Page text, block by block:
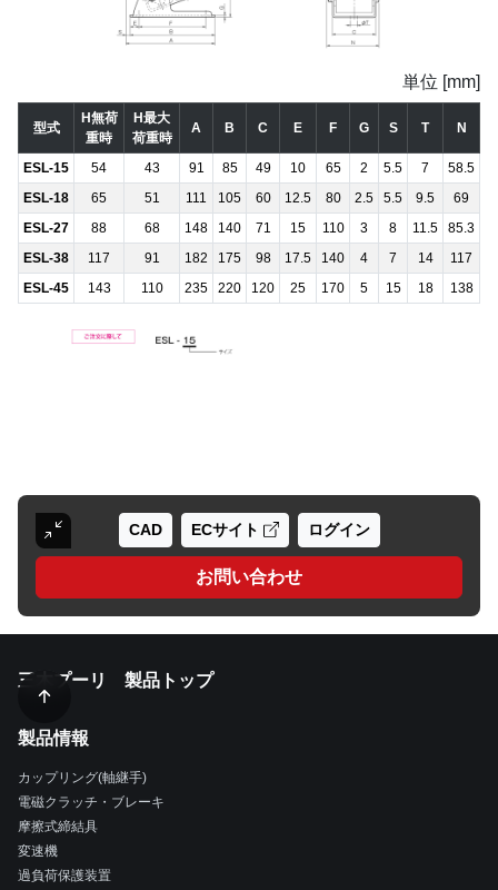
単位 [mm]
型式
H無荷
重時
H最大
荷重時
A B C E F G S T N
ESL-15 54 43 91 85 49 10 65 2 5.5 7
58.5
ESL-18
65 51 111 105 60 12.5 80 2.5 5.5 9.5
69
ESL-27
88 68 148 140 71 15 110 3 8 11.5
85.3
ESL-38
117 91 182 175 98 17.5 140 4 7 14
117
ESL-45
143 110 235 220 120 25 170 5 15 18 138
CAD ECサイト ログイン
お問い合わせ
三木プーリ 製品トップ
製品情報
カップリング(軸継手)
電磁クラッチ・ブレーキ
摩擦式締結具
変速機
過負荷保護装置